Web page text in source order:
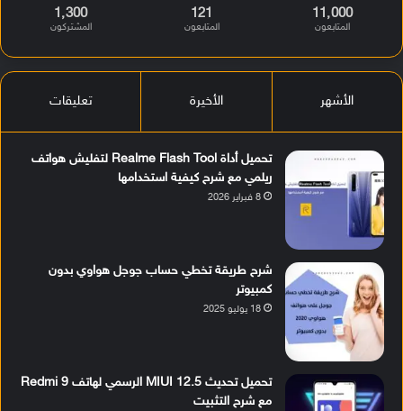
11٬000
المتابعون
121
المتابعون
1٬300
المشتركون
الأشهر الأخيرة تعليقات
تحميل أداة Realme Flash Tool لتفليش هواتف
ريلمي مع شرح كيفية استخدامها
8 فبراير 2026
شرح طريقة تخطي حساب جوجل هواوي بدون
كمبيوتر
18 يوليو 2025
تحميل تحديث MIUI 12.5 الرسمي لهاتف Redmi 9
مع شرح التثبيت